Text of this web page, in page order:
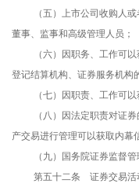
（五）上市公司收购人
董事、监事和高级管理人员；
（六）因职务、工作可
登记结算机构、证券服务机构
（七）因职责、工作可
（八）因法定职责对证
产交易进行管理可以获取内幕
（九）国务院证券监督
第五十二条 证券交易活